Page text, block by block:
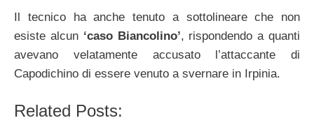
Il tecnico ha anche tenuto a sottolineare che non
esiste alcun ‘caso Biancolino’, rispondendo a quanti
avevano velatamente accusato l’attaccante di
Capodichino di essere venuto a svernare in Irpinia.
Related Posts: